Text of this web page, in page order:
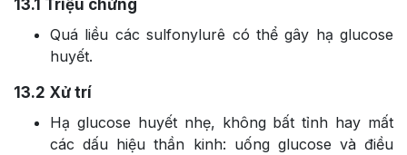
13.1 Triệu chứng
Quá liều các sulfonylurê có thể gây hạ glucose
huyết.
13.2 Xử trí
Hạ glucose huyết nhẹ, không bất tỉnh hay mất
các dấu hiệu thần kinh: uống glucose và điều